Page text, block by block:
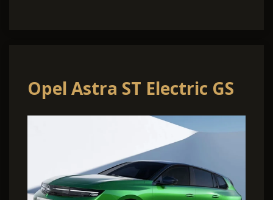
Opel Astra ST Electric GS